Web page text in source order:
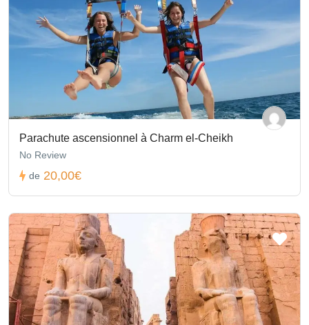
Parachute ascensionnel à Charm el-Cheikh
No Review
de 20,00€